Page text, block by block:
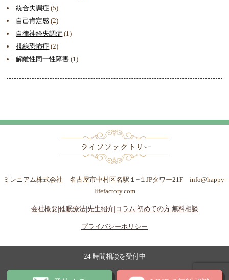
統合失調症 (5)
自己肯定感 (2)
自律神経失調症 (1)
視線恐怖症 (2)
解離性同一性障害 (1)
ミレニアム株式会社 名古屋市中村区名駅１−１JPタワー21F info@happy-
lifefactory.com
会社概要|催眠療法|先生紹介| コラム|初めての方|無料相談
プライバシーポリシー
24 時間相談を受付中